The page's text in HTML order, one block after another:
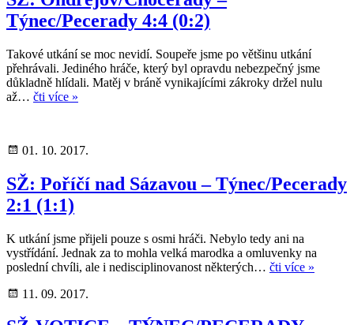
Týnec/Pecerady 4:4 (0:2)
Takové utkání se moc nevidí. Soupeře jsme po většinu utkání
přehrávali. Jediného hráče, který byl opravdu nebezpečný jsme
důkladně hlídali. Matěj v bráně vynikajícími zákroky držel nulu
až… čti více »
01. 10. 2017.
SŽ: Poříčí nad Sázavou – Týnec/Pecerady
2:1 (1:1)
K utkání jsme přijeli pouze s osmi hráči. Nebylo tedy ani na
vystřídání. Jednak za to mohla velká marodka a omluvenky na
poslední chvíli, ale i nedisciplinovanost některých… čti více »
11. 09. 2017.